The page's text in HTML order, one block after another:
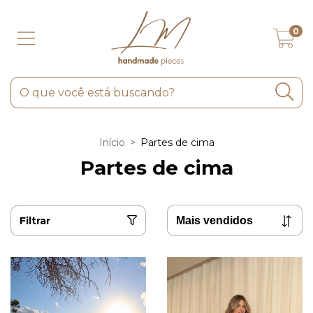
0
Início > Partes de cima
Partes de cima
Filtrar